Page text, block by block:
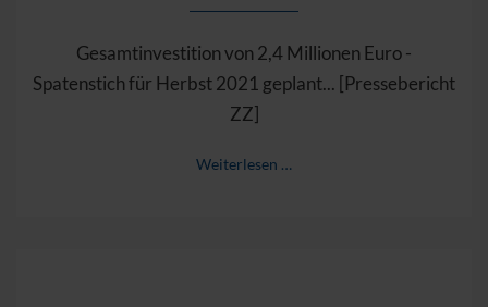
Gesamtinvestition von 2,4 Millionen Euro -
Spatenstich für Herbst 2021 geplant... [Pressebericht
ZZ]
Weiterlesen …